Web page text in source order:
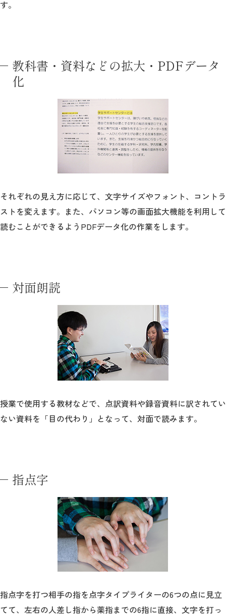
す。
教科書・資料などの拡大・PDFデータ
化
それぞれの見え方に応じて、文字サイズやフォント、コントラ
ストを変えます。また、パソコン等の画面拡大機能を利用して
読むことができるようPDFデータ化の作業をします。
対面朗読
授業で使用する教材などで、点訳資料や録音資料に訳されてい
ない資料を「目の代わり」となって、対面で読みます。
指点字
指点字を打つ相手の指を点字タイプライターの6つの点に見立
てて、左右の人差し指から薬指までの6指に直接、文字を打っ